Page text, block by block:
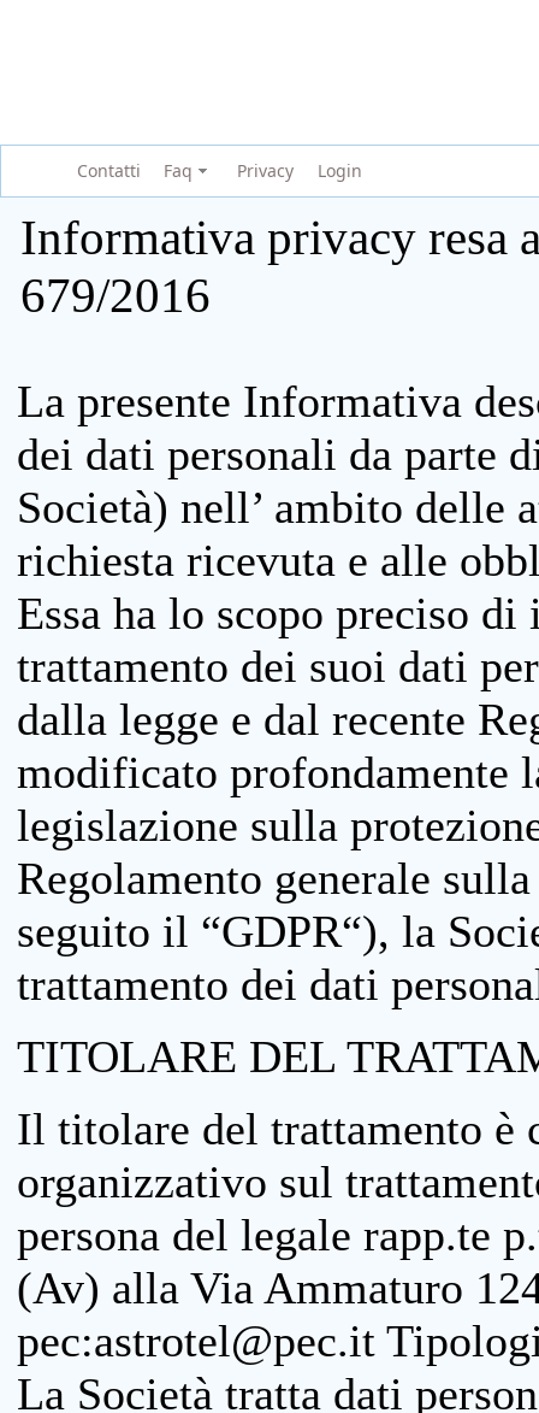
Contatti Faq Privacy Login
Informativa privacy resa
679/2016
La presente Informativa
dei dati personali da parte
Società) nell’ ambito delle
richiesta ricevuta e alle
Essa ha lo scopo preciso
trattamento dei suoi dati
dalla legge e dal recente
modificato profondamente
legislazione sulla
Regolamento generale
seguito il “GDPR“), la
trattamento dei dati
TITOLARE DEL
Il titolare del trattamento è
organizzativo sul
persona del legale rapp.te
(Av) alla Via Ammaturo
pec:astrotel@pec.it
La Società tratta dati